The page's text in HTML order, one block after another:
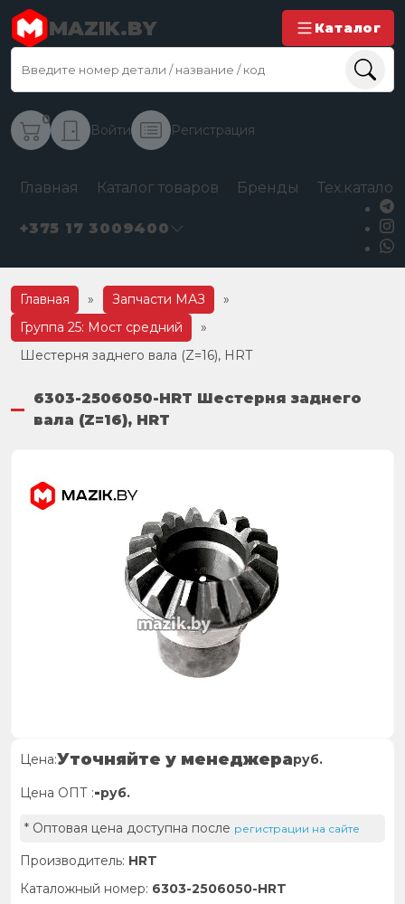
MAZIK.BY Каталог
0
Войти Регистрация
Главная Каталог товаров Бренды
+375 17 3009400
Главная » Запчасти МАЗ
»
Группа 25: Мост средний
»
Шестерня заднего вала (Z=16), HRT
6303-2506050-HRT Шестерня заднего
вала (Z=16), HRT
Цена:Уточняйте у менеджераруб.
Цена ОПТ :-руб.
* Оптовая цена доступна после регистрации на сайте
Производитель: HRT
Каталожный номер: 6303-2506050-HRT